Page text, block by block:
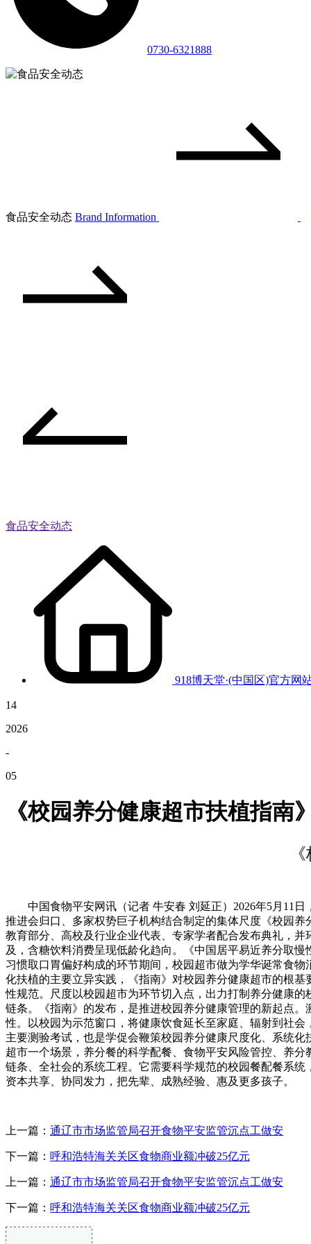
0730-6321888
食品安全动态 Brand Information
食品安全动态
918博天堂·(中国区)官方网
14
2026
-
05
《校园养分健康超市扶植指南
中国食物平安网讯（记者 牛安春 刘延正）2026年5月11日
推进会归口、多家权势巨子机构结合制定的集体尺度《校园
教育部分、高校及行业企业代表、专家学者配合发布典礼，
及，含糖饮料消费呈现低龄化趋向。《中国居平易近养分取
习惯取口胃偏好构成的环节期间，校园超市做为学华诞常食
化扶植的主要立异实践，《指南》对校园养分健康超市的根
性规范。尺度以校园超市为环节切入点，出力打制养分健康
链条。《指南》的发布，是推进校园养分健康管理的新起点
性。以校园为示范窗口，将健康饮食延长至家庭、辐射到社
主要测验考试，也是学促会鞭策校园养分健康尺度化、系统
超市一个场景，养分餐的科学配餐、食物平安风险管控、养
链条、全社会的系统工程。它需要科学规范的校园餐配餐系
资本共享、协同发力，把先辈、成熟经验、惠及更多孩子。
上一篇： 通辽市市场监管局召开食物平安监管沉点工做安
下一篇： 呼和浩特海关关区食物商业额冲破25亿元
上一篇： 通辽市市场监管局召开食物平安监管沉点工做安
下一篇： 呼和浩特海关关区食物商业额冲破25亿元